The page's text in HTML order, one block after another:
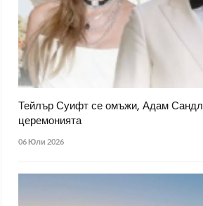
Тейлър Суифт се омъжи, Адам
церемонията
06 Юли 2026